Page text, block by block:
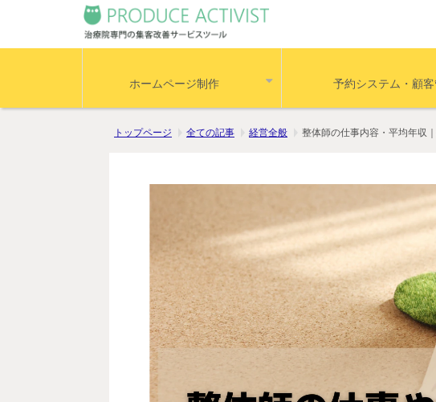
ホームページ制作 予約システム・顧
トップページ 全ての記事 経営全般 整体師の仕事内容・平均年収